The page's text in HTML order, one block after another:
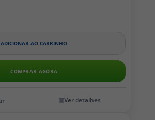
ADICIONAR AO CARRINHO
COMPRAR AGORA
Ver detalhes